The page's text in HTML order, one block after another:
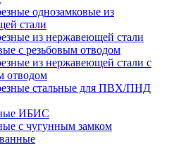
однозамковые из
стали
из нержавеющей стали
с резьбовым отводом
из нержавеющей стали с
отводом
стальные для ПВХ/ПНД
ИБИС
с чугунным замком